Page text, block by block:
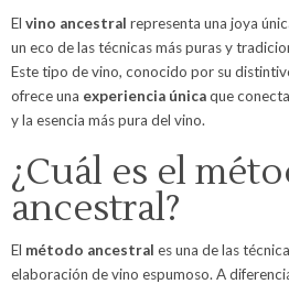
El vino ancestral representa una joya
un eco de las técnicas más puras y
Este tipo de vino, conocido por su
ofrece una experiencia únicaque
y la esencia más pura del vino.
¿Cuál es el
ancestral?
El método ancestral es una de las
elaboración de vino espumoso. A